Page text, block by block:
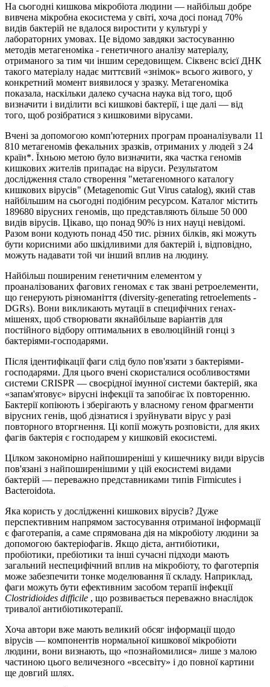
На сьогодні кишкова мікробіота людини — найбільш добре
вивчена мікробна екосистема у світі, хоча досі понад 70%
видів бактерій не вдалося виростити у культурі у
лабораторних умовах. Це відомо завдяки застосуванню
методів метагеноміка - генетичного аналізу матеріалу,
отриманого за тим чи іншим середовищем. Сіквенс всієї ДНК
такого матеріалу надає миттєвий «знімок» всього живого, у
конкретний момент виявилося у зразку. Метагеноміка
показала, наскільки далеко сучасна наука від того, щоб
визначити і виділити всі кишкові бактерії, і ще далі — від
того, щоб розібратися з кишковими вірусами.
Вчені за допомогою комп'ютерних програм проаналізували 11
810 метагеномів фекальних зразків, отриманих у людей з 24
країн*. Їхньою метою було визначити, яка частка геномів
кишкових жителів припадає на віруси. Результатом
дослідження стало створення "метагеномного каталогу
кишкових вірусів" (Metagenomic Gut Virus catalog), який став
найбільшим на сьогодні подібним ресурсом. Каталог містить
189680 вірусних геномів, що представляють більше 50 000
видів вірусів. Цікаво, що понад 90% із них науці невідомі.
Разом вони кодують понад 450 тис. різних білків, які можуть
бути корисними або шкідливими для бактерій і, відповідно,
можуть надавати той чи інший вплив на людину.
Найбільш поширеним генетичним елементом у
проаналізованих фагових геномах є так звані ретроелементи,
що генерують різноманіття (diversity-generating retroelements -
DGRs). Вони викликають мутації в специфічних генах-
мішенях, щоб створювати якнайбільше варіантів для
постійного відбору оптимальних в еволюційній гонці з
бактеріями-господарями.
Після ідентифікації фаги слід було пов'язати з бактеріями-
господарями. Для цього вчені скористалися особливостями
системи CRISPR — своєрідної імунної системи бактерій, яка
«запам'ятовує» вірусні інфекції та запобігає їх повторенню.
Бактерії копіюють і зберігають у власному геном фрагменти
вірусних генів, щоб дізнатися і зруйнувати вірус у разі
повторного вторгнення. Ці копії можуть розповісти, для яких
фагів бактерія є господарем у кишковій екосистемі.
Цілком закономірно найпоширеніші у кишечнику види вірусів
пов'язані з найпоширенішими у цій екосистемі видами
бактерій — переважно представниками типів Firmicutes і
Bacteroidota.
Яка користь у дослідженні кишкових вірусів? Дуже
перспективним напрямом застосування отриманої інформації
є фаготерапія, а саме спрямована дія на мікробіоту людини за
допомогою бактеріофагів. Якщо дієта, антибіотики,
пробіотики, пребіотики та інші сучасні підходи мають
загальний неспецифічний вплив на мікробіоту, то фаготерпія
може забезпечити тонке моделювання її складу. Наприклад,
фаги можуть бути ефективним засобом терапії інфекції
Clostridioides difficile , що розвивається переважно внаслідок
тривалої антибіотикотерапії.
Хоча автори вже мають великий обсяг інформації щодо
вірусів — компонентів нормальної кишкової мікробіоти
людини, вони визнають, що «познайомилися» лише з малою
частиною цього величезного «всесвіту» і до повної картини
ще довгий шлях.